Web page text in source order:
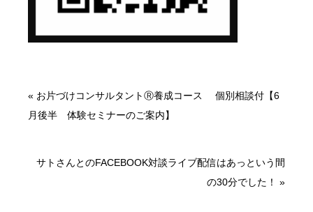
« お片づけコンサルタントⓇ養成コース 個別相談付【6
月後半 体験セミナーのご案内】
サトさんとのFACEBOOK対談ライブ配信はあっという間
の30分でした！
»